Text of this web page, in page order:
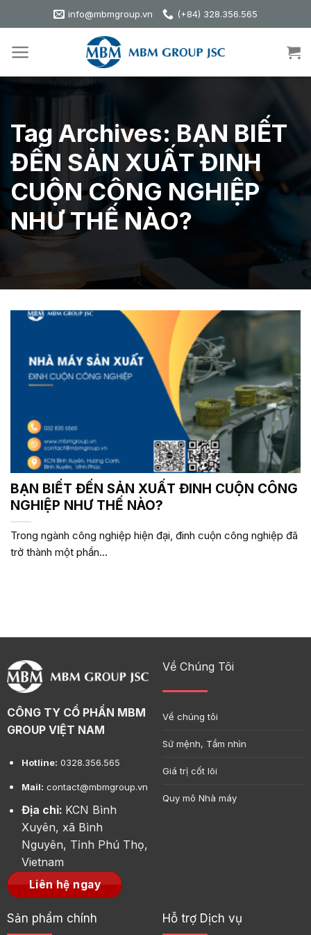
to
info@mbmgroup.vn (+84) 328.356.565
Tag Archives: BẠN BIẾT
ĐẾN SẢN XUẤT ĐINH
CUỘN CÔNG NGHIỆP
NHƯ THẾ NÀO?
BẠN BIẾT ĐẾN SẢN XUẤT ĐINH CUỘN CÔNG
NGHIỆP NHƯ THẾ NÀO?
Trong ngành công nghiệp hiện đại, đinh cuộn công nghiệp đã
trở thành một phần...
CÔNG TY CỔ PHẦN MBM
GROUP VIỆT NAM
Hotline: 0328.356.565
Mail: contact@mbmgroup.vn
Địa chỉ: KCN Bình
Xuyên, xã Bình
Nguyên, Tỉnh Phú Thọ,
Vietnam
Liên hệ ngay
Về Chúng Tôi
Về chúng tôi
Sứ mệnh, Tầm nhìn
Giá trị cốt lõi
Quy mô Nhà máy
Sản phẩm chính Hỗ trợ Dịch vụ